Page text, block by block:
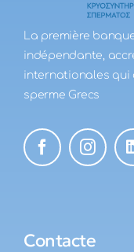
La première
indépendante,
internationales qui
sperme Grecs
Contacte